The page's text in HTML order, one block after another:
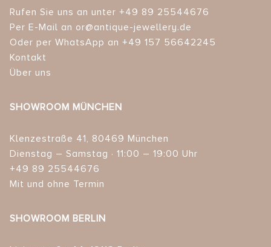
Rufen Sie uns an unter +49 89 25544676
Per E-Mail an or@antique-jewellery.de
Oder per WhatsApp an +49 157 56642245
Kontakt
Über uns
SHOWROOM MÜNCHEN
Klenzestraße 41, 80469 München
Dienstag – Samstag · 11:00 – 19:00 Uhr
+49 89 25544676
Mit und ohne Termin
SHOWROOM BERLIN